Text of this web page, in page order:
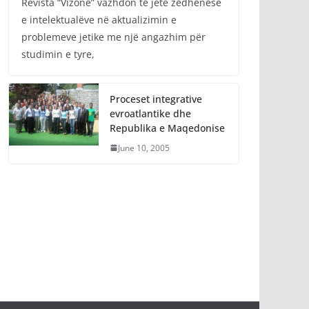
e intelektualëve në aktualizimin e
problemeve jetike me një angazhim për
studimin e tyre,
Proceset integrative
evroatlantike dhe
Republika e Maqedonise
June 10, 2005